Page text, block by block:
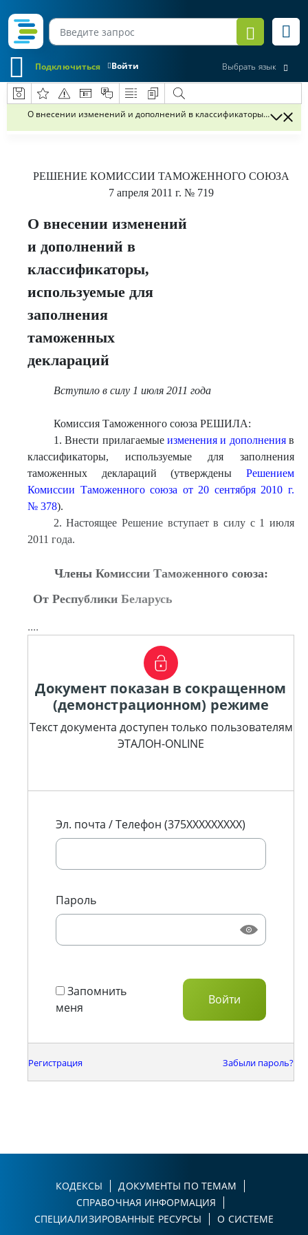
Войти
Подключиться Выбрать язык
О внесении изменений и дополнений в классификаторы,
РЕШЕНИЕ КОМИССИИ ТАМОЖЕННОГО СОЮЗА
7 апреля 2011 г. № 719
О внесении изменений
и дополнений в
классификаторы,
используемые для
заполнения
таможенных
деклараций
Вступило в силу 1 июля 2011 года
Комиссия Таможенного союза РЕШИЛА:
1. Внести прилагаемые изменения и дополненияв
классификаторы, используемые для заполнения
таможенных деклараций (утверждены Решением
Комиссии Таможенного союза от 20 сентября 2010 г.
№ 378).
2. Настоящее Решение вступает в силу с 1 июля
2011 года.
Члены Комиссии Таможенного союза:
От Республики Беларусь
....
Документ показан в сокращенном
(демонстрационном) режиме
Текст документа доступен только пользователям
ЭТАЛОН-ONLINE
Эл. почта / Телефон (375XXXXXXXXX)
Пароль
Запомнить
меня
Регистрация Забыли пароль?
КОДЕКСЫ
ДОКУМЕНТЫ ПО ТЕМАМ
СПРАВОЧНАЯ ИНФОРМАЦИЯ
СПЕЦИАЛИЗИРОВАННЫЕ РЕСУРСЫ
О СИСТЕМЕ